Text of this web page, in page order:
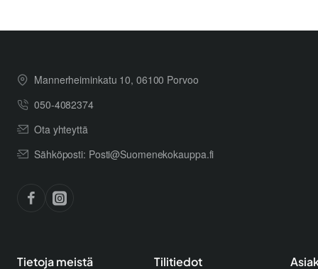
Mannerheiminkatu 10, 06100 Porvoo
050-4082374
Ota yhteyttä
Sähköposti: Posti@Suomenekokauppa.fi
Tietoja meistä Tilitiedot